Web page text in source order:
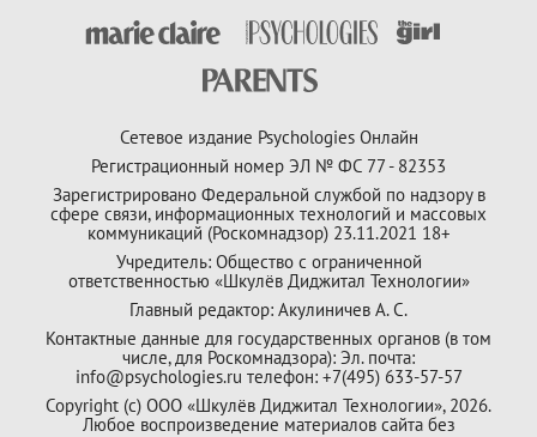
Сетевое издание Psychologies Онлайн
Регистрационный номер ЭЛ № ФС 77 - 82353
Зарегистрировано Федеральной службой по надзору в
сфере связи, информационных технологий и массовых
коммуникаций (Роскомнадзор) 23.11.2021 18+
Учредитель: Общество с ограниченной
ответственностью «Шкулёв Диджитал Технологии»
Главный редактор: Акулиничев А. С.
Контактные данные для государственных органов (в том
числе, для Роскомнадзора): Эл. почта:
info@psychologies.ru телефон: +7(495) 633-57-57
Copyright (с) ООО «Шкулёв Диджитал Технологии», 2026.
Любое воспроизведение материалов сайта без